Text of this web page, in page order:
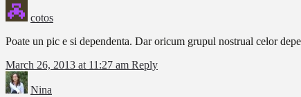
cotos
Poate un pic e si dependenta. Dar oricum grupul nostrual celor
March 26, 2013 at 11:27 am Reply
Nina